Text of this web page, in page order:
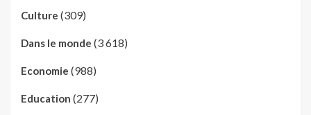
Culture (309)
Dans le monde (3 618)
Economie (988)
Education (277)